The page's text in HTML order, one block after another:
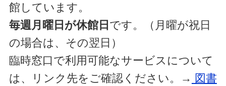
館しています。
毎週月曜日が休館日 です。（月曜が祝日
の場合は、その翌日）
臨時窓口で利用可能なサービスについて
は、リンク先をご確認ください。→ 図書